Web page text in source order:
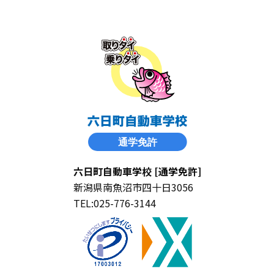
六日町自動車学校 [通学免許]
新潟県南魚沼市四十日3056
TEL:025-776-3144